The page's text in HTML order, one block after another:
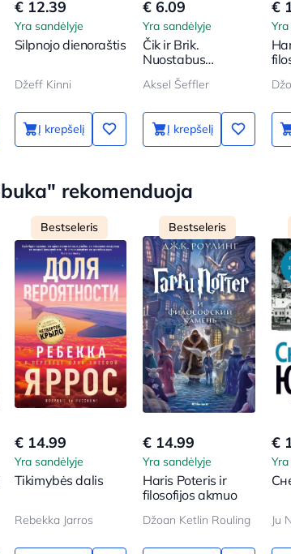
€ 12.39
Yra sandėlyje
Silpnojo dienoraštis
Džeff Kinni
Į krepšelį
€ 6.09
Yra sandėlyje
Čik ir Brik.
Nuostabus
Aksel Šeffler
Į krepšelį
€
rekomenduoja
Bestseleris
€ 14.99
Yra sandėlyje
Tikimybės dalis
Rebekka Jarros
Bestseleris
€ 14.99
Yra sandėlyje
Haris Poteris ir
filosofijos akmuo
Džoan Ketlin Rouling
€
Ju